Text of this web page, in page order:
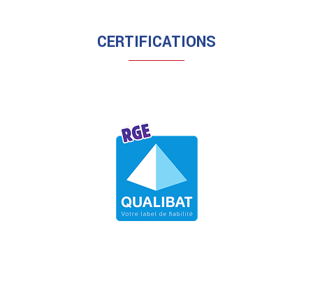
CERTIFICATIONS